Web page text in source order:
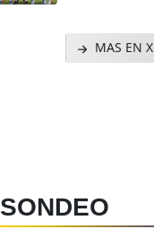
MAS EN
SONDEO